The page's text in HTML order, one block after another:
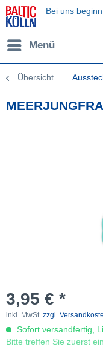
Bei uns
Menü
Übersicht
3,95 € *
inkl. MwSt. zzgl.
Sofort versandfertig,
Bitte treffen Sie zuerst